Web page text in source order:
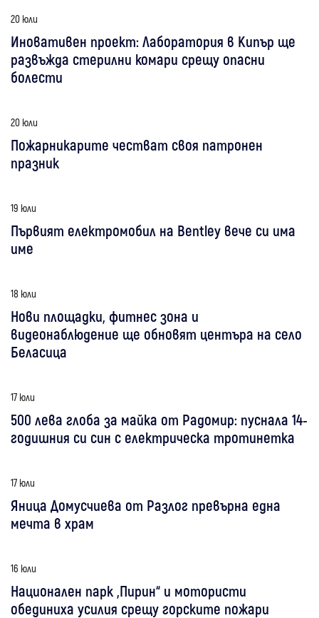
20 юли
Иновативен проект: Лаборатория в Кипър ще
развъжда стерилни комари срещу опасни
болести
20 юли
Пожарникарите честват своя патронен
празник
19 юли
Първият електромобил на Bentley вече си има
име
18 юли
Нови площадки, фитнес зона и
видеонаблюдение ще обновят центъра на село
Беласица
17 юли
500 лева глоба за майка от Радомир: пуснала 14-
годишния си син с електрическа тротинетка
17 юли
Яница Домусчиева от Разлог превърна една
мечта в храм
16 юли
Национален парк „Пирин“ и мотористи
обединиха усилия срещу горските пожари